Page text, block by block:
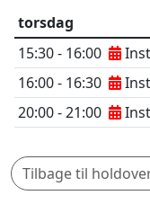
torsdag
15:30 - 16:00
16:00 - 16:30
20:00 - 21:00
Tilbage til